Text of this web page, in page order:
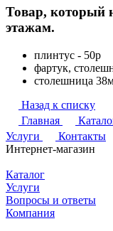
Товар, который
этажам.
плинтус - 50р
фартук,
столешница
Назад к списку
Главная
Услуги
Контакты
Интернет-магазин
Каталог
Услуги
Вопросы и ответы
Компания